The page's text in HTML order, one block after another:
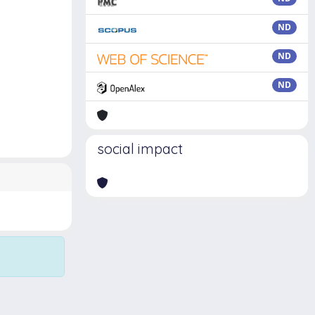
ND
ND
ND
social impact